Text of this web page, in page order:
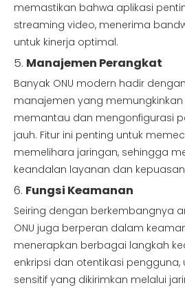
memastikan bahwa aplikasi
streaming video, menerima
untuk kinerja optimal.
5. Manajemen Perangkat
Banyak ONU modern hadir
manajemen yang
memantau dan mengonfigurasi
jauh. Fitur ini penting untuk
memelihara jaringan, sehingga
keandalan layanan dan
6. Fungsi Keamanan
Seiring dengan berkembangnya
ONU juga berperan dalam
menerapkan berbagai langkah
enkripsi dan otentikasi
sensitif yang dikirimkan melalui